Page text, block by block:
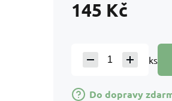
145 Kč
ks
Do dopravy